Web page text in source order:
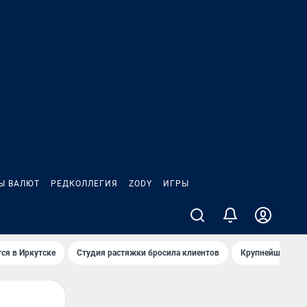
ВАЛЮТ РЕДКОЛЛЕГИЯ ZODY ИГРЫ
в Иркутске Студия растяжки бросила клиентов Крупнейшие